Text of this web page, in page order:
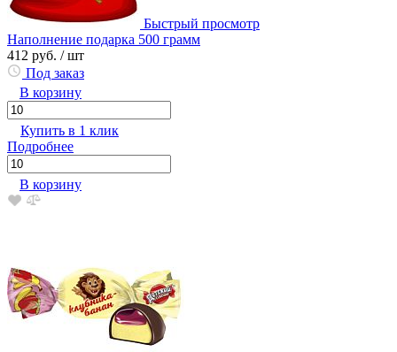
Быстрый просмотр
Наполнение подарка 500 грамм
412 руб. / шт
Под заказ
В корзину
Купить в 1 клик
Подробнее
В корзину